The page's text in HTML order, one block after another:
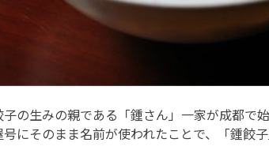
の生みの親である「鍾さん」一家が成都
にそのまま名前が使われたことで、「鍾餃